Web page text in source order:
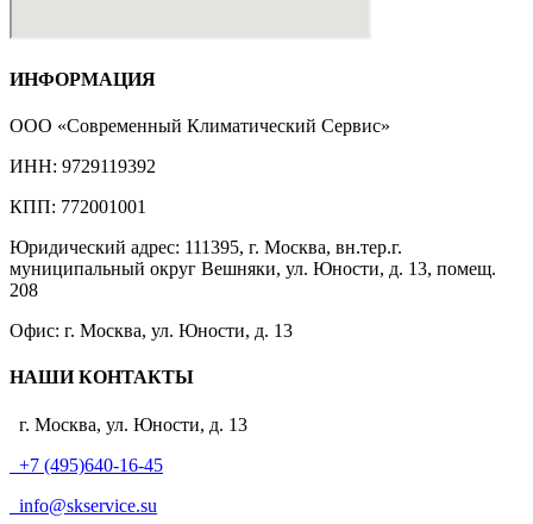
ИНФОРМАЦИЯ
ООО «Современный Климатический Сервис»
ИНН: 9729119392
КПП: 772001001
Юридический адрес: 111395, г. Москва, вн.тер.г.
муниципальный округ Вешняки, ул. Юности, д. 13, помещ.
208
Офис: г. Москва, ул. Юности, д. 13
НАШИ КОНТАКТЫ
г. Москва, ул. Юности, д. 13
+7 (495)640-16-45
info@skservice.su